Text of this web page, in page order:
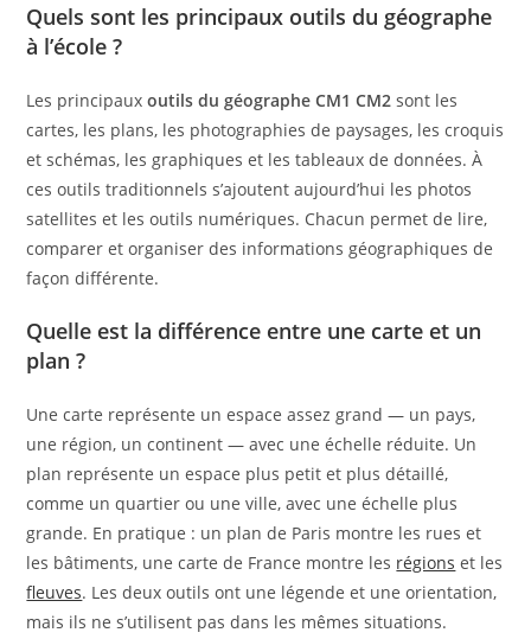
Quels sont les principaux outils du géographe
à l’école ?
Les principauxoutils du géographe CM1 CM2 sont les
cartes, les plans, les photographies de paysages, les croquis
et schémas, les graphiques et les tableaux de données. À
ces outils traditionnels s’ajoutent aujourd’hui les photos
satellites et les outils numériques. Chacun permet de lire,
comparer et organiser des informations géographiques de
façon différente.
Quelle est la différence entre une carte et un
plan ?
Une carte représente un espace assez grand — un pays,
une région, un continent — avec une échelle réduite. Un
plan représente un espace plus petit et plus détaillé,
comme un quartier ou une ville, avec une échelle plus
grande. En pratique : un plan de Paris montre les rues et
les bâtiments, une carte de France montre les régions et les
fleuves. Les deux outils ont une légende et une orientation,
mais ils ne s’utilisent pas dans les mêmes situations.